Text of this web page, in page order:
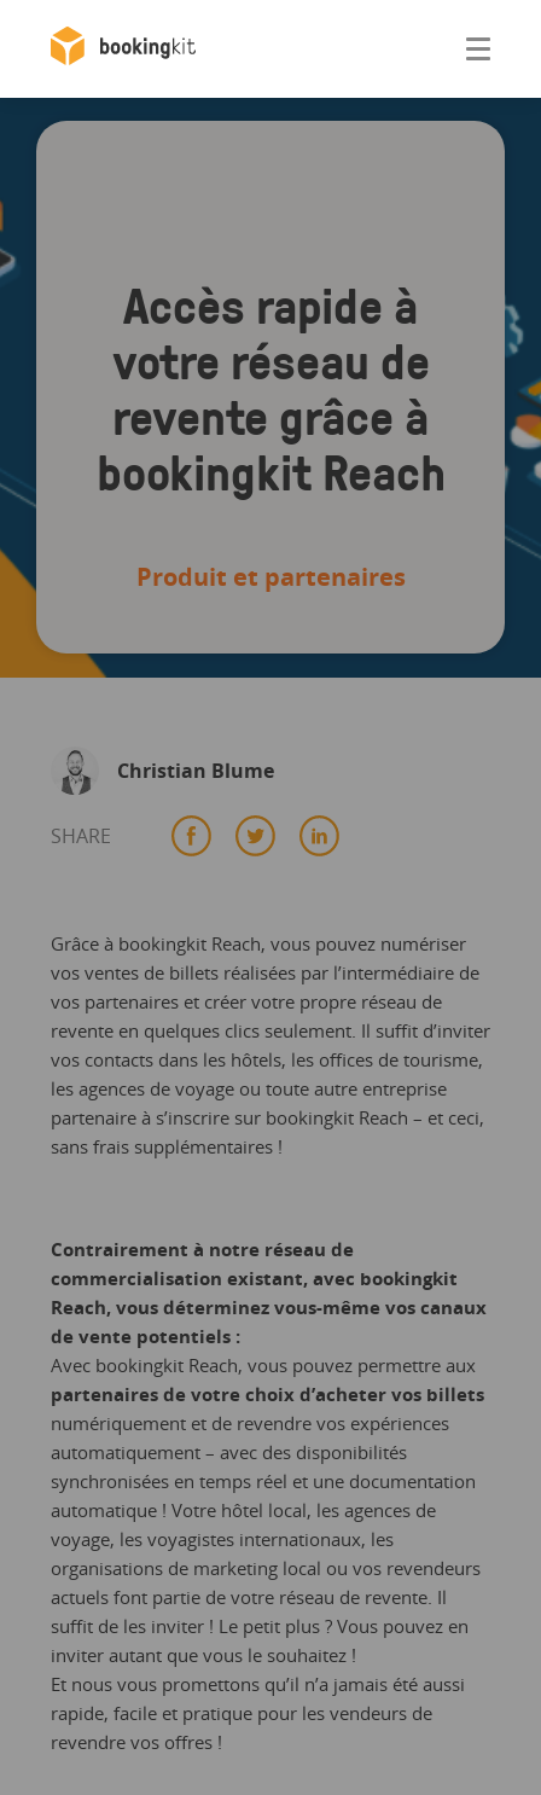
Accès rapide à
votre réseau de
revente grâce à
bookingkit Reach
Produit et partenaires
Christian Blume
SHARE
Grâce à bookingkit Reach, vous pouvez numériser
vos ventes de billets réalisées par l’intermédiaire de
vos partenaires et créer votre propre réseau de
revente en quelques clics seulement. Il suffit d’inviter
vos contacts dans les hôtels, les offices de tourisme,
les agences de voyage ou toute autre entreprise
partenaire à s’inscrire sur bookingkit Reach – et ceci,
sans frais supplémentaires !
Contrairement à notre réseau de
commercialisation existant, avec bookingkit
Reach, vous déterminez vous-même vos canaux
de vente potentiels :
Avec bookingkit Reach, vous pouvez permettre aux
partenaires de votre choix d’acheter vos billets
numériquement et de revendre vos expériences
automatiquement – avec des disponibilités
synchronisées en temps réel et une documentation
automatique ! Votre hôtel local, les agences de
voyage, les voyagistes internationaux, les
organisations de marketing local ou vos revendeurs
actuels font partie de votre réseau de revente. Il
suffit de les inviter ! Le petit plus ? Vous pouvez en
inviter autant que vous le souhaitez !
Et nous vous promettons qu’il n’a jamais été aussi
rapide, facile et pratique pour les vendeurs de
revendre vos offres !